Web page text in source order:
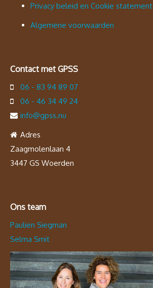
Privacy beleid en Cookie statement
Algemene voorwaarden
Contact met GPSS
06 - 83 94 89 07
06 - 46 34 49 24
info@gpss.nu
Adres
Zaagmolenlaan 4
3447 GS Woerden
Ons team
Paulien Siegman
Selma Smit